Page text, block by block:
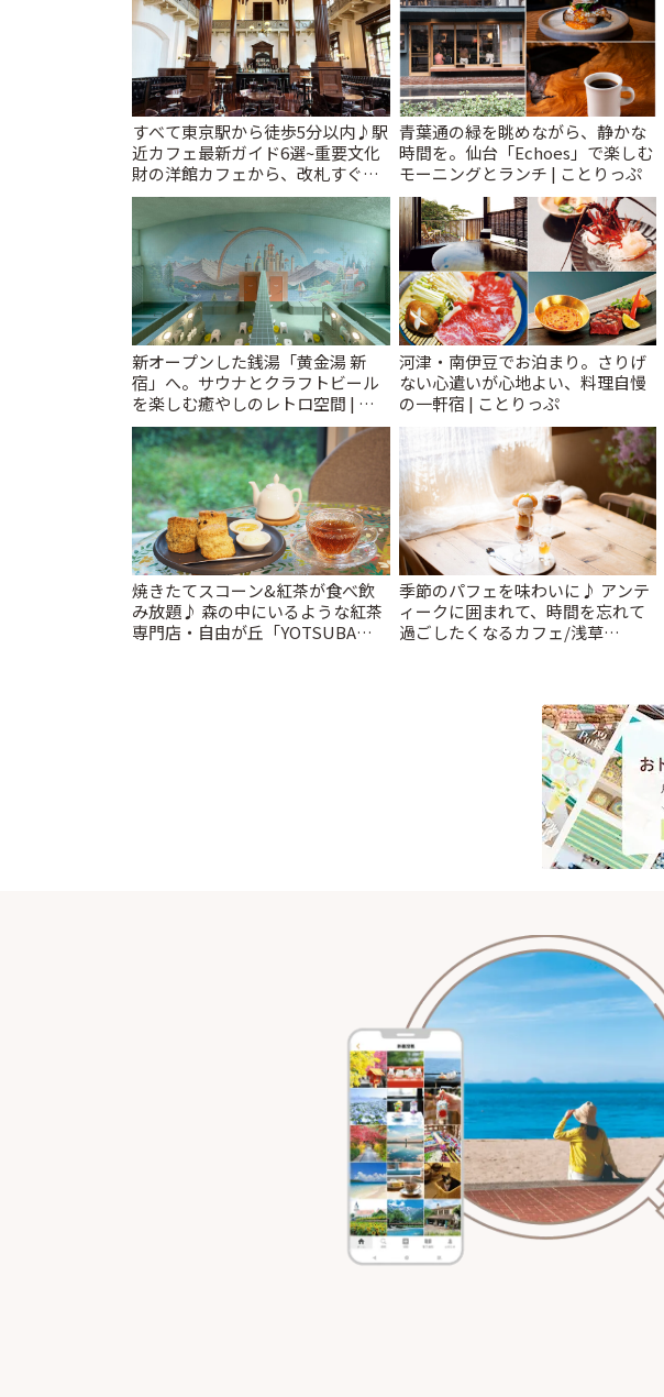
すべて東京駅から徒歩5分以内♪駅
近カフェ最新ガイド6選~重要文化
財の洋館カフェから、改札すぐの
レトロ喫茶まで~ | ことりっぷ
青葉通の緑を眺めながら、静かな
時間を。仙台「Echoes」で楽しむ
モーニングとランチ | ことりっぷ
新オープンした銭湯「黄金湯 新
宿」へ。サウナとクラフトビール
を楽しむ癒やしのレトロ空間 | こ
とりっぷ
河津・南伊豆でお泊まり。さりげ
ない心遣いが心地よい、料理自慢
の一軒宿 | ことりっぷ
焼きたてスコーン&紅茶が食べ飲
み放題♪ 森の中にいるような紅茶
専門店・自由が丘「YOTSUBA
季節のパフェを味わいに♪ アンテ
ィークに囲まれて、時間を忘れて
過ごしたくなるカフェ/浅草